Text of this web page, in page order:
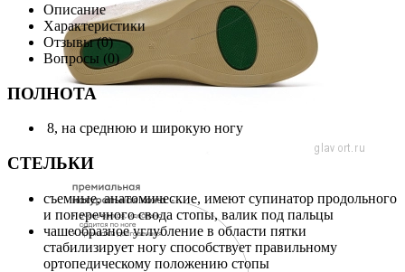
Описание
Характеристики
Отзывы (0)
Вопросы (0)
ПОЛНОТА
8, на среднюю и широкую ногу
СТЕЛЬКИ
съемные, анатомические, имеют супинатор продольного
и поперечного свода стопы, валик под пальцы
чашеобразное углубление в области пятки
стабилизирует ногу способствует правильному
ортопедическому положению стопы